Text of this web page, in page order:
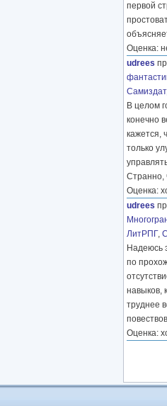
первой
Оценка:
udrees
В целом
конечно
кажется,
только
Странно,
Оценка:
udrees
ЛитРПГ,
Надеюсь
по
навыков,
труднее
Оценка: